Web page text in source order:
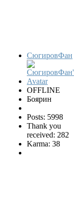
СюгировФан
OFFLINE
Боярин
Posts: 5998
Thank you
received: 282
Karma: 38